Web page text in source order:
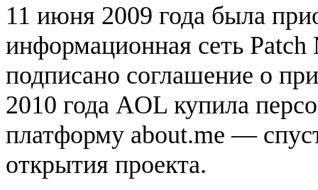
11 июня 2009 года была
информационная сеть
подписано соглашение о
2010 года AOL купила
платформу about.me —
открытия проекта.